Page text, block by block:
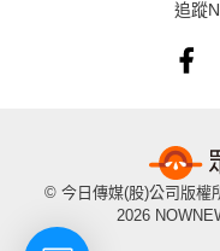
追蹤
© 今日傳媒(股)公司版權
2026